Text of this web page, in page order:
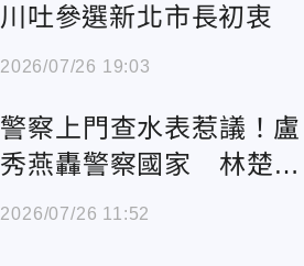
川吐參選新北市長初衷
2026/07/26 19:03
警察上門查水表惹議！盧
秀燕轟警察國家 林楚茵
反擊
2026/07/26 11:52